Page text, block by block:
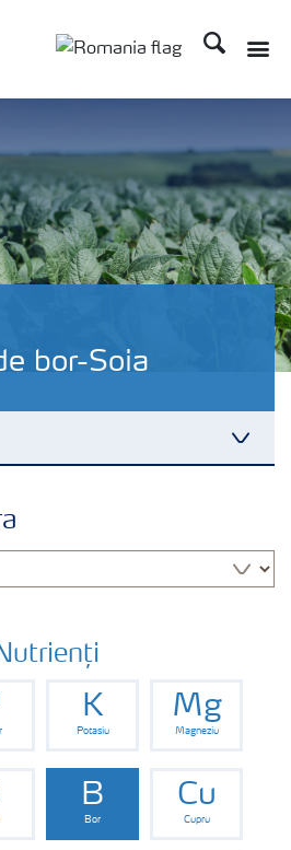
Căutare
bor-Soia
K
Potasiu
Mg
Magneziu
B
Bor
Cu
Cupru